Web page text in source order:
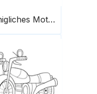
königliches Motorrad